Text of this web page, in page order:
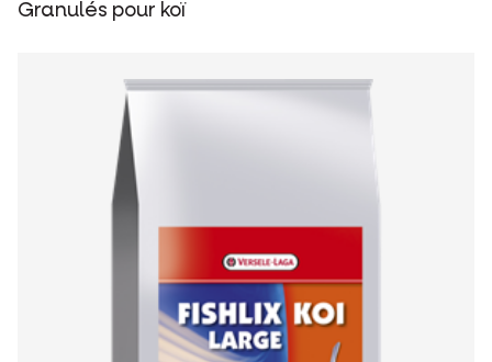
Granulés pour koï